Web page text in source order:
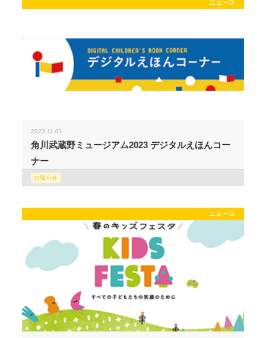
ニュース
2023.11.01
角川武蔵野ミュージアム2023 デジタルえほんコー
ナー
お知らせ
ニュース